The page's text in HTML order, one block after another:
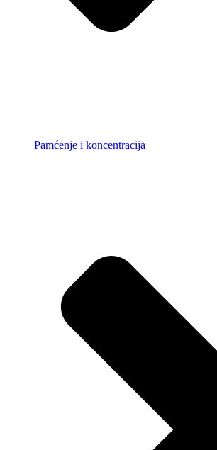
Pamćenje i koncentracija